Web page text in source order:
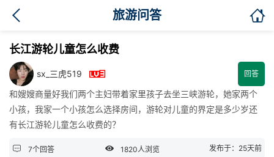
旅游问答 
长江游轮儿童怎么收费
sx_三虎519  回答
和嫂嫂商量好我们两个主妇带着家里孩子去坐三峡游轮，她家两个
小孩，我家一个小孩怎么选择房间，游轮对儿童的界定是多少岁还
有长江游轮儿童怎么收费的？
 7个回答  1820人浏览 发布于：25天前